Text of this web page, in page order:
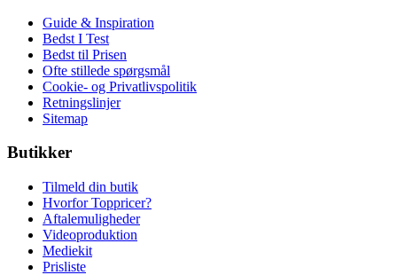
Guide & Inspiration
Bedst I Test
Bedst til Prisen
Ofte stillede spørgsmål
Cookie- og Privatlivspolitik
Retningslinjer
Sitemap
Butikker
Tilmeld din butik
Hvorfor Toppricer?
Aftalemuligheder
Videoproduktion
Mediekit
Prisliste